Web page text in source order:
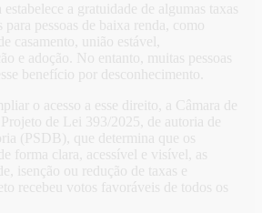
a gratuidade de algumas taxas
pessoas de baixa renda, como
casamento, união estável,
e adoção. No entanto, muitas pessoas
benefício por desconhecimento.
o acesso a esse direito, a Câmara de
de Lei 393/2025, de autoria de
(PSDB), que determina que os
forma clara, acessível e visível, as
isenção ou redução de taxas e
recebeu votos favoráveis de todos os